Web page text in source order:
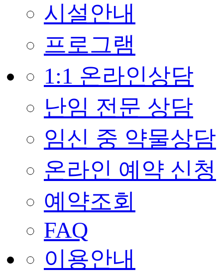
시설안내
프로그램
1:1 온라인상담
난임 전문 상담
임신 중 약물상담
온라인 예약 신청
예약조회
FAQ
이용안내